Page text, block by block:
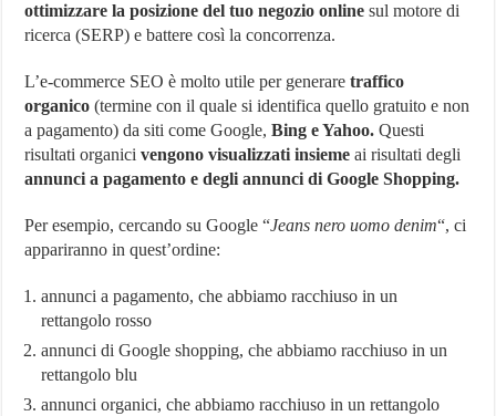
ottimizzare la posizione del tuo negozio online sul motore di
ricerca (SERP) e battere così la concorrenza.
L’e-commerce SEO è molto utile per generaretraffico
organico (termine con il quale si identifica quello gratuito e non
a pagamento) da siti come Google,Bing e Yahoo. Questi
risultati organici vengono visualizzati insieme ai risultati degli
annunci a pagamento e degli annunci di Google Shopping.
Per esempio, cercando su Google “Jeans nero uomo denim“, ci
appariranno in quest’ordine:
annunci a pagamento, che abbiamo racchiuso in un
rettangolo rosso
annunci di Google shopping, che abbiamo racchiuso in un
rettangolo blu
annunci organici, che abbiamo racchiuso in un rettangolo